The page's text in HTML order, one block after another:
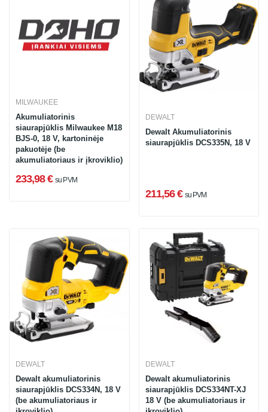
MILWAUKEE
Akumuliatorinis
siaurapjūklis Milwaukee M18
BJS-0, 18 V, kartoninėje
pakuotėje (be
akumuliatoriaus ir įkroviklio)
233,98 € su PVM
DEWALT
Dewalt Akumuliatorinis
siaurapjūklis DCS335N, 18 V
211,56 € su PVM
DEWALT
Dewalt akumuliatorinis
siaurapjūklis DCS334N, 18 V
(be akumuliatoriaus ir
DEWALT
Dewalt akumuliatorinis
siaurapjūklis DCS334NT-XJ
18 V (be akumuliatoriaus ir